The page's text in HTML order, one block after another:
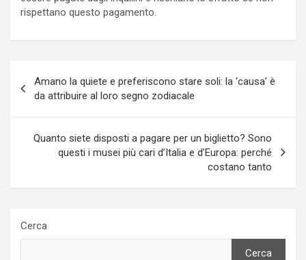
rispettano questo pagamento.
articoli
Amano la quiete e preferiscono stare soli: la ‘causa’ è
da attribuire al loro segno zodiacale
Quanto siete disposti a pagare per un biglietto? Sono
questi i musei più cari d’Italia e d’Europa: perché
costano tanto
Cerca
Cerca